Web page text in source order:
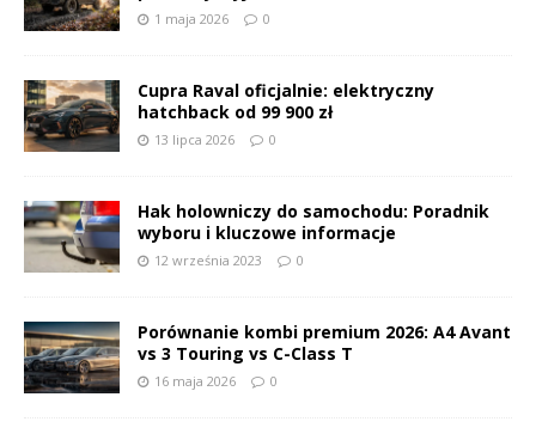
1 maja 2026 0
Cupra Raval oficjalnie: elektryczny
hatchback od 99 900 zł
13 lipca 2026 0
Hak holowniczy do samochodu: Poradnik
wyboru i kluczowe informacje
12 września 2023 0
Porównanie kombi premium 2026: A4 Avant
vs 3 Touring vs C-Class T
16 maja 2026 0